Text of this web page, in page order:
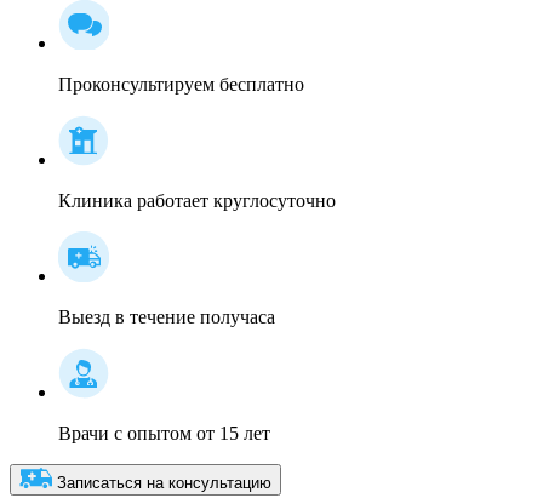
Проконсультируем бесплатно
Клиника работает круглосуточно
Выезд в течение получаса
Врачи с опытом от 15 лет
Записаться на консультацию